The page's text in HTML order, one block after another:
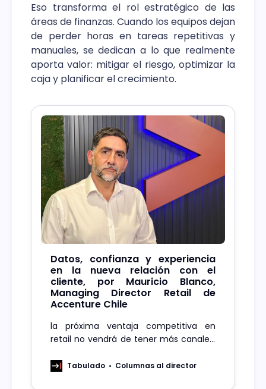
Eso transforma el rol estratégico de las
áreas de finanzas. Cuando los equipos dejan
de perder horas en tareas repetitivas y
manuales, se dedican a lo que realmente
aporta valor: mitigar el riesgo, optimizar la
caja y planificar el crecimiento.
Datos, confianza y experiencia
en la nueva relación con el
cliente, por Mauricio Blanco,
Managing Director Retail de
Accenture Chile
la próxima ventaja competitiva en
retail no vendrá de tener más canales,
en una experiencia coherente
Tabulado Columnas al director